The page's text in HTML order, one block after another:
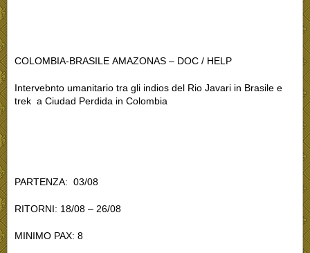
COLOMBIA-BRASILE AMAZONAS – DOC / HELP
Intervebnto umanitario tra gli indios del Rio Javari in Brasile e
trek a Ciudad Perdida in Colombia
PARTENZA: 03/08
RITORNI: 18/08 – 26/08
MINIMO PAX: 8